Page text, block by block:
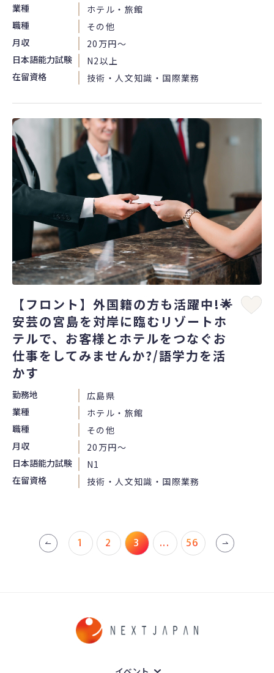
業種
ホテル・旅館
職種
その他
月収
20万円〜
日本語能力試験
N2以上
在留資格
技術・人文知識・国際業務
【フロント】外国籍の方も活躍中!🌟
安芸の宮島を対岸に臨むリゾートホ
テルで、お客様とホテルをつなぐお
仕事をしてみませんか?/語学力を活
かす
勤務地
広島県
業種
ホテル・旅館
職種
その他
月収
20万円〜
日本語能力試験
N1
在留資格
技術・人文知識・国際業務
1 2 3 ... 56